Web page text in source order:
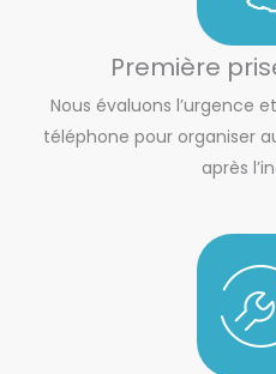
Première
Nous évaluons l’urgence
téléphone pour organiser
après